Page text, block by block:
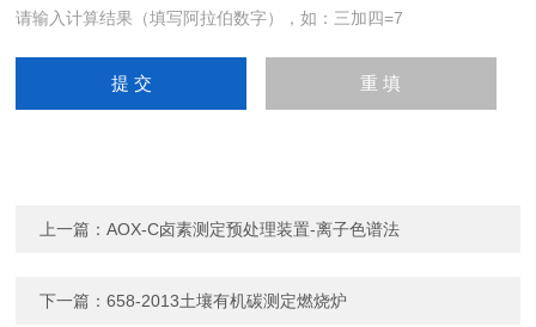
请输入计算结果（填写阿拉伯数字），如：三加四=7
上一篇：AOX-C卤素测定预处理装置-离子色谱法
下一篇：658-2013土壤有机碳测定燃烧炉